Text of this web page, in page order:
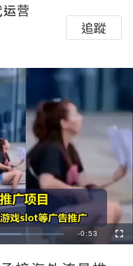
营
追蹤
Remaining
-0:53